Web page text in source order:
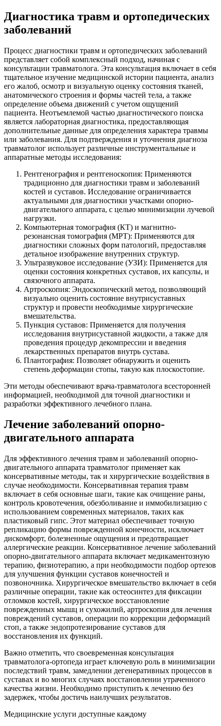
Диагностика травм и ортопедических
заболеваний
Процесс диагностики травм и ортопедических заболеваний
представляет собой комплексный подход, начиная с
консультации травматолога. Эта консультация включает в себя
тщательное изучение медицинской истории пациента, анализ
его жалоб, осмотр и визуальную оценку состояния тканей,
анатомического строения и формы частей тела, а также
определение объема движений с учетом ощущений
пациента. Неотъемлемой частью диагностического поиска
является лабораторная диагностика, предоставляющая
дополнительные данные для определения характера травмы
или заболевания. Для подтверждения и уточнения диагноза
травматолог использует различные инструментальные и
аппаратные методы исследования:
Рентгенография и рентгеноскопия: Применяются
традиционно для диагностики травм и заболеваний
костей и суставов. Исследование ограничивается
актуальными для диагностики участками опорно-
двигательного аппарата, с целью минимизации лучевой
нагрузки.
Компьютерная томография (КТ) и магнитно-
резонансная томография (МРТ): Применяются для
диагностики сложных форм патологий, предоставляя
детальное изображение внутренних структур.
Ультразвуковое исследование (УЗИ): Применяется для
оценки состояния конкретных суставов, их капсулы, и
связочного аппарата.
Артроскопия: Эндоскопический метод, позволяющий
визуально оценить состояние внутрисуставных
структур и провести необходимые хирургические
вмешательства.
Пункция суставов: Применяется для получения
исследования внутрисуставной жидкости, а также для
проведения процедур декомпрессии и введения
лекарственных препаратов внутрь сустава.
Плантография: Позволяет обнаружить и оценить
степень деформации стопы, такую как плоскостопие.
Эти методы обеспечивают врача-травматолога всесторонней
информацией, необходимой для точной диагностики и
разработки эффективного лечебного плана.
Лечение заболеваний опорно-
двигательного аппарата
Для эффективного лечения травм и заболеваний опорно-
двигательного аппарата травматолог применяет как
консервативные методы, так и хирургические воздействия в
случае необходимости. Консервативная терапия травм
включает в себя основные шаги, такие как очищение раны,
контроль кровотечения, обезболивание и иммобилизацию с
использованием современных материалов, таких как
пластиковый гипс. Этот материал обеспечивает точную
репликацию формы поврежденной конечности, исключает
дискомфорт, болезненные ощущения и предотвращает
аллергические реакции. Консервативное лечение заболеваний
опорно-двигательного аппарата включает медикаментозную
терапию, физиотерапию, а при необходимости подбор ортезов
для улучшения функции суставов конечностей и
позвоночника. Хирургическое вмешательство включает в себя
различные операции, такие как остеосинтез для фиксации
отломков костей, хирургическое восстановление
поврежденных мышц и сухожилий, артроскопия для лечения
повреждений суставов, операции по коррекции деформаций
стоп, а также эндопротезирование суставов для
восстановления их функций.
Важно отметить, что своевременная консультация
травматолога-ортопеда играет ключевую роль в минимизации
последствий травм, замедлении дегенеративных процессов в
суставах и во многих случаях восстановлении утраченного
качества жизни. Необходимо приступить к лечению без
задержек, чтобы достичь наилучших результатов.
Медицинские услуги доступные каждому